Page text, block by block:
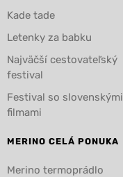
Kade tade
Letenky za babku
Najväčší cestovateľský
festival
Festival so slovenskými
filmami
MERINO CELÁ PONUKA
Merino termoprádlo